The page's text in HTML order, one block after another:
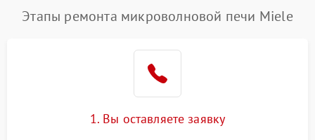
Этапы ремонта микроволновой печи Miele
1. Вы оставляете заявку